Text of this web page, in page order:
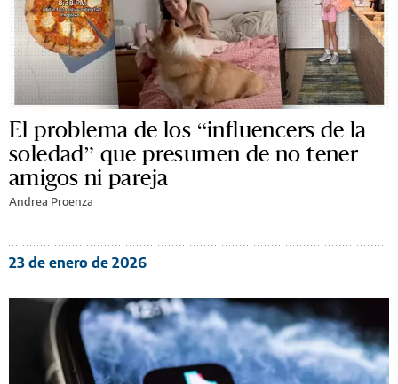
El problema de los “influencers de la
soledad” que presumen de no tener
amigos ni pareja
Andrea Proenza
23 de enero de 2026